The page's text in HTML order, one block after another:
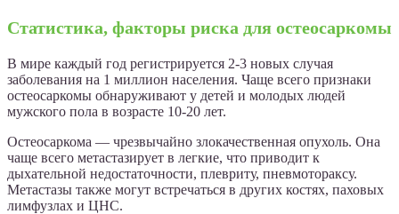
Статистика, факторы риска для остеосаркомы
В мире каждый год регистрируется 2-3 новых случая
заболевания на 1 миллион населения. Чаще всего признаки
остеосаркомы обнаруживают у детей и молодых людей
мужского пола в возрасте 10-20 лет.
Остеосаркома — чрезвычайно злокачественная опухоль. Она
чаще всего метастазирует в легкие, что приводит к
дыхательной недостаточности, плевриту, пневмотораксу.
Метастазы также могут встречаться в других костях, паховых
лимфузлах и ЦНС.